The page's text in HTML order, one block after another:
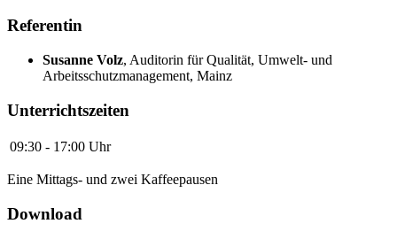
Referentin
Susanne Volz, Auditorin für Qualität, Umwelt- und
Arbeitsschutzmanagement, Mainz
Unterrichtszeiten
09:30 - 17:00 Uhr
Eine Mittags- und zwei Kaffeepausen
Download